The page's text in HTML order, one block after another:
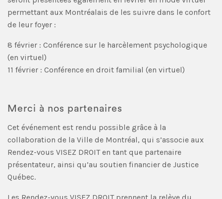
permettant aux Montréalais de les suivre dans le confort
de leur foyer :
8 février : Conférence sur le harcèlement psychologique
(en virtuel)
11 février : Conférence en droit familial (en virtuel)
Merci à nos partenaires
Cet événement est rendu possible grâce à la
collaboration de la Ville de Montréal, qui s’associe aux
Rendez-vous VISEZ DROIT en tant que partenaire
présentateur, ainsi qu’au soutien financier de Justice
Québec.
Les Rendez-vous VISEZ DROIT prennent la relève du